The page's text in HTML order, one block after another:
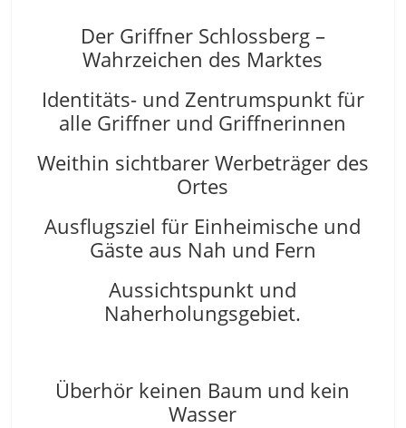
Der Griffner Schlossberg –
Wahrzeichen des Marktes
Identitäts- und Zentrumspunkt für
alle Griffner und Griffnerinnen
Weithin sichtbarer Werbeträger des
Ortes
Ausflugsziel für Einheimische und
Gäste aus Nah und Fern
Aussichtspunkt und
Naherholungsgebiet.
Überhör keinen Baum und kein
Wasser